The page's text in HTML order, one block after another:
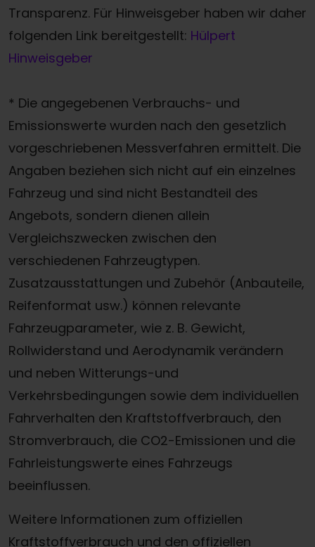
Transparenz. Für Hinweisgeber haben wir daher
folgenden Link bereitgestellt: Hülpert
Hinweisgeber
* Die angegebenen Verbrauchs- und
Emissionswerte wurden nach den gesetzlich
vorgeschriebenen Messverfahren ermittelt. Die
Angaben beziehen sich nicht auf ein einzelnes
Fahrzeug und sind nicht Bestandteil des
Angebots, sondern dienen allein
Vergleichszwecken zwischen den
verschiedenen Fahrzeugtypen.
Zusatzausstattungen und Zubehör (Anbauteile,
Reifenformat usw.) können relevante
Fahrzeugparameter, wie z. B. Gewicht,
Rollwiderstand und Aerodynamik verändern
und neben Witterungs-und
Verkehrsbedingungen sowie dem individuellen
Fahrverhalten den Kraftstoffverbrauch, den
Stromverbrauch, die CO2-Emissionen und die
Fahrleistungswerte eines Fahrzeugs
beeinflussen.
Weitere Informationen zum offiziellen
Kraftstoffverbrauch und den offiziellen